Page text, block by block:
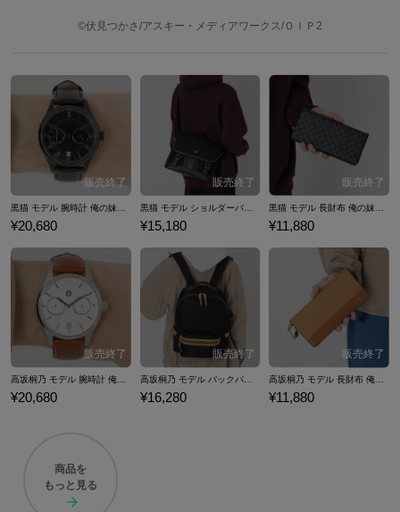
織・バジーナ」といった個性豊かな仲間たちを巻き込みながら、冷え切
気ラブコメ作品。 ここでは腕時計をはじめ、バッグや財布など…「俺の
妹」コラボファッションアイテムをご紹介いたします。
©伏見つかさ/アスキー・メディアワークス/ＯＩＰ2
¥20,680
黒猫 モデル ショルダーバッグ 俺の妹がこんなに可愛いわけがない。
¥15,180 ¥11,880
高坂桐乃 モデル 腕時計 俺の妹がこんなに可愛いわけがない。
¥20,680
高坂桐乃 モデル バックパック 俺の妹がこんなに可愛いわけがない。
¥16,280
高坂桐乃 モデル 長財布 俺の妹がこんなに可愛いわけがない。
¥11,880
商品を
もっと見る